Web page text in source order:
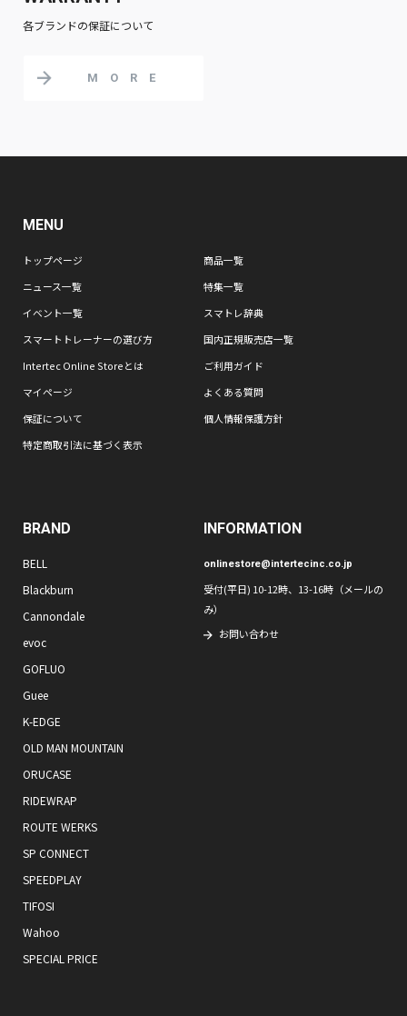
各ブランドの保証について
MORE
MENU
トップページ
商品一覧
ニュース一覧
特集一覧
イベント一覧
スマトレ辞典
スマートトレーナーの選び方
国内正規販売店一覧
Intertec Online Storeとは
ご利用ガイド
マイページ
よくある質問
保証について
個人情報保護方針
特定商取引法に基づく表示
BRAND
BELL
Blackburn
Cannondale
evoc
GOFLUO
Guee
K-EDGE
OLD MAN MOUNTAIN
ORUCASE
RIDEWRAP
ROUTE WERKS
SP CONNECT
SPEEDPLAY
TIFOSI
Wahoo
SPECIAL PRICE
INFORMATION
onlinestore@intertecinc.co.jp
受付(平日) 10-12時、13-16時（メールの
み）
お問い合わせ